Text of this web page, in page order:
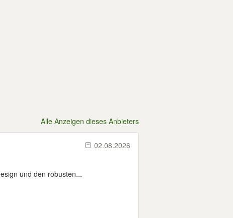
Alle Anzeigen dieses Anbieters
02.08.2026
und den robusten...